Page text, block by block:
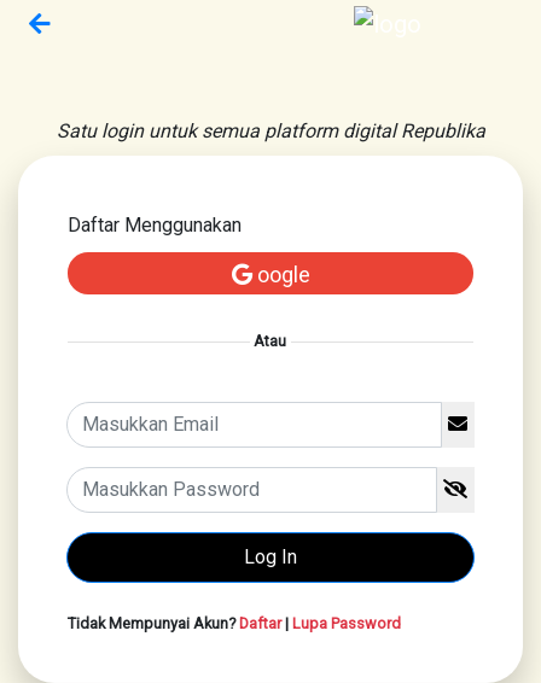
Satu login untuk semua platform digital Republika
Daftar Menggunakan
oogle
Atau
Tidak Mempunyai Akun?Daftar| Lupa Password